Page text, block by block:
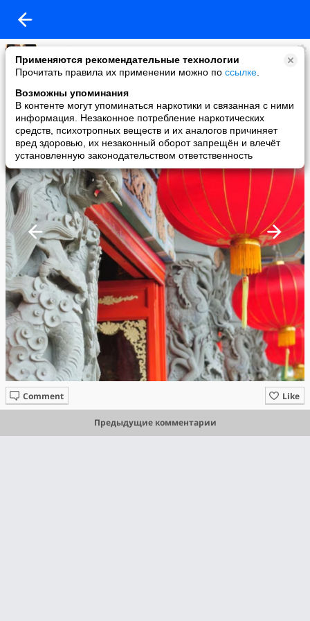
Применяются рекомендательные технологии
Прочитать правила их применении можно по ссылке
Возможны упоминания
В контенте могут упоминаться наркотики и связанная с ними
информация. Незаконное потребление наркотических
средств, психотропных веществ и их аналогов причиняет
вред здоровью, их незаконный оборот запрещён и влечёт
установленную законодательством ответственность
natagrin
added a photo
12 Apr в 23:55
Like
Comment
Предыдущие комментарии